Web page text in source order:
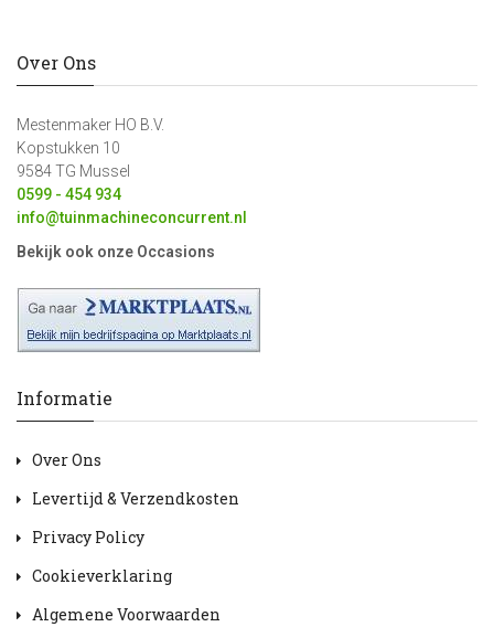
Over Ons
Mestenmaker HO B.V.
Kopstukken 10
9584 TG Mussel
0599 - 454 934
info@tuinmachineconcurrent.nl
Bekijk ook onze Occasions
Informatie
Over Ons
Levertijd & Verzendkosten
Privacy Policy
Cookieverklaring
Algemene Voorwaarden